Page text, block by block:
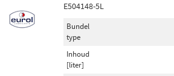
E504148-5L
Bundel
type
Inhoud
[liter]